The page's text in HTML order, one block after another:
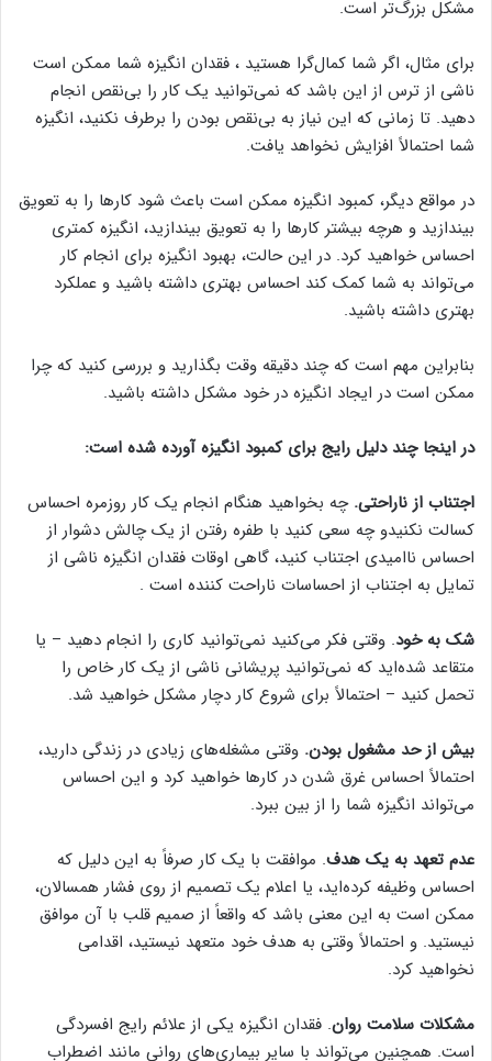
مشکل بزرگ‌تر است.
برای مثال، اگر شما کمال‌گرا هستید ، فقدان انگیزه شما ممکن است
ناشی از ترس از این باشد که نمی‌توانید یک کار را بی‌نقص انجام
دهید. تا زمانی که این نیاز به بی‌نقص بودن را برطرف نکنید، انگیزه
شما احتمالاً افزایش نخواهد یافت.
در مواقع دیگر، کمبود انگیزه ممکن است باعث شود کارها را به تعویق
بیندازید و هرچه بیشتر کارها را به تعویق بیندازید، انگیزه کمتری
احساس خواهید کرد. در این حالت، بهبود انگیزه برای انجام کار
می‌تواند به شما کمک کند احساس بهتری داشته باشید و عملکرد
بهتری داشته باشید.
بنابراین مهم است که چند دقیقه وقت بگذارید و بررسی کنید که چرا
ممکن است در ایجاد انگیزه در خود مشکل داشته باشید.
در اینجا چند دلیل رایج برای کمبود انگیزه آورده شده است:
اجتناب از ناراحتی. چه بخواهید هنگام انجام یک کار روزمره احساس
کسالت نکنیدو چه سعی کنید با طفره رفتن از یک چالش دشوار از
احساس ناامیدی اجتناب کنید، گاهی اوقات فقدان انگیزه ناشی از
تمایل به اجتناب از احساسات ناراحت کننده است .
شک به خود. وقتی فکر می‌کنید نمی‌توانید کاری را انجام دهید – یا
متقاعد شده‌اید که نمی‌توانید پریشانی ناشی از یک کار خاص را
تحمل کنید – احتمالاً برای شروع کار دچار مشکل خواهید شد.
بیش از حد مشغول بودن. وقتی مشغله‌های زیادی در زندگی دارید،
احتمالاً احساس غرق شدن در کارها خواهید کرد و این احساس
می‌تواند انگیزه شما را از بین ببرد.
عدم تعهد به یک هدف. موافقت با یک کار صرفاً به این دلیل که
احساس وظیفه کرده‌اید، یا اعلام یک تصمیم از روی فشار همسالان،
ممکن است به این معنی باشد که واقعاً از صمیم قلب با آن موافق
نیستید. و احتمالاً وقتی به هدف خود متعهد نیستید، اقدامی
نخواهید کرد.
مشکلات سلامت روان. فقدان انگیزه یکی از علائم رایج افسردگی
است. همچنین می‌تواند با سایر بیماری‌های روانی مانند اضطراب